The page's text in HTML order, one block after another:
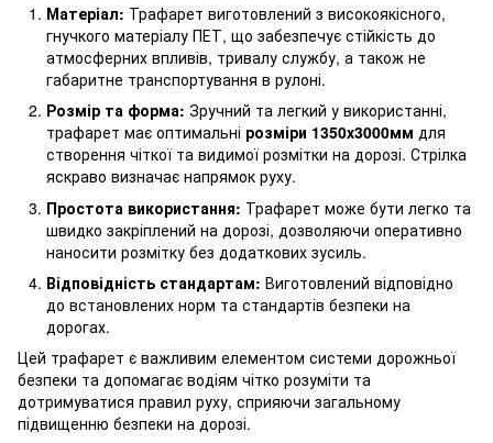
Матеріал: Трафарет виготовлений з високоякісного,
гнучкого матеріалу ПЕТ, що забезпечує стійкість до
атмосферних впливів, тривалу службу, а також не
габаритне транспортування в рулоні.
Розмір та форма: Зручний та легкий у використанні,
трафарет має оптимальні розміри 1350х3000мм для
створення чіткої та видимої розмітки на дорозі. Стрілка
яскраво визначає напрямок руху.
Простота використання: Трафарет може бути легко та
швидко закріплений на дорозі, дозволяючи оперативно
наносити розмітку без додаткових зусиль.
Відповідність стандартам: Виготовлений відповідно
до встановлених норм та стандартів безпеки на
дорогах.
Цей трафарет є важливим елементом системи дорожньої
безпеки та допомагає водіям чітко розуміти та
дотримуватися правил руху, сприяючи загальному
підвищенню безпеки на дорозі.